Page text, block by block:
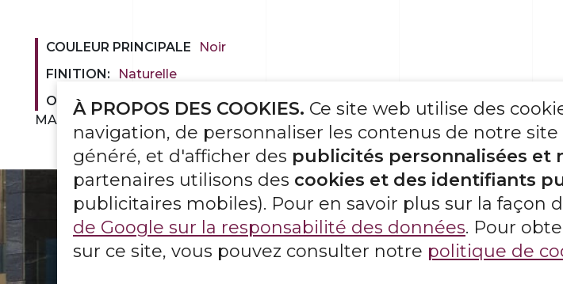
COULEUR PRINCIPALE
Noir
FINITION:
Naturelle
OPTIONS
DALLAGES (rives sciées), PAVÉS (rives sciées vieillies),
MARGELLES (rives sciées - chant vu nez droit chanfreiné)
Aimez-vous le
Faites votre devis dès
À PROPOS DES COOKIES. Ce site web utilise des
navigation, de personnaliser les contenus de notre
généré, et d'afficher des publicités personnalisées et
partenaires utilisons des cookies et des identifiants
publicitaires mobiles). Pour en savoir plus sur la façon
de Google sur la responsabilité des données. Pour
sur ce site, vous pouvez consulter notre politique de